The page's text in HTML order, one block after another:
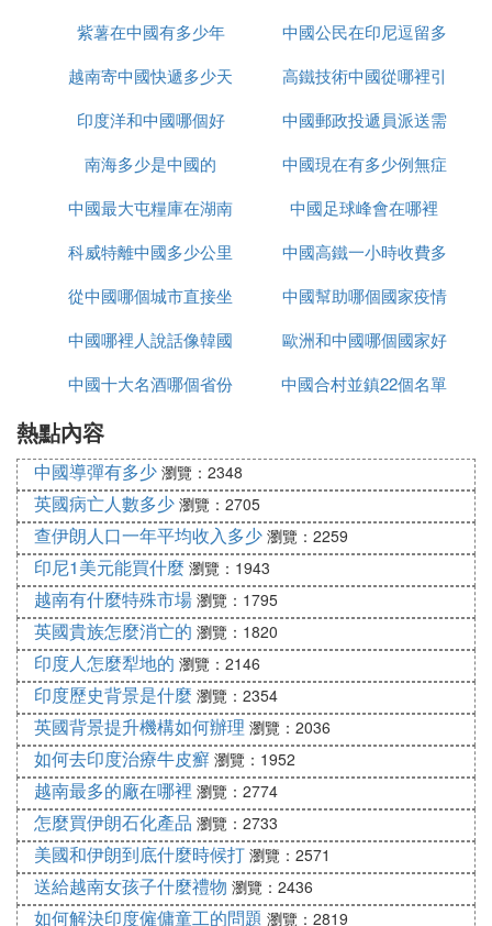
少米
錢
紫薯在中國有多少年
中國公民在印尼逗留多
久
越南寄中國快遞多少天
高鐵技術中國從哪裡引
進
印度洋和中國哪個好
中國郵政投遞員派送需
要多久
南海多少是中國的
中國現在有多少例無症
狀感染者
中國最大屯糧庫在湖南
哪裡
中國足球峰會在哪裡
科威特離中國多少公里
中國高鐵一小時收費多
少
從中國哪個城市直接坐
大巴去越南
中國幫助哪個國家疫情
中國哪裡人說話像韓國
話
歐洲和中國哪個國家好
玩
中國十大名酒哪個省份
中國合村並鎮22個名單
熱點內容
中國導彈有多少 瀏覽：2348
英國病亡人數多少 瀏覽：2705
查伊朗人口一年平均收入多少 瀏覽：2259
印尼1美元能買什麼 瀏覽：1943
越南有什麼特殊市場 瀏覽：1795
英國貴族怎麼消亡的 瀏覽：1820
印度人怎麼犁地的 瀏覽：2146
印度歷史背景是什麼 瀏覽：2354
英國背景提升機構如何辦理 瀏覽：2036
如何去印度治療牛皮癬 瀏覽：1952
越南最多的廠在哪裡 瀏覽：2774
怎麼買伊朗石化產品 瀏覽：2733
美國和伊朗到底什麼時候打 瀏覽：2571
送給越南女孩子什麼禮物 瀏覽：2436
如何解決印度僱傭童工的問題 瀏覽：2819